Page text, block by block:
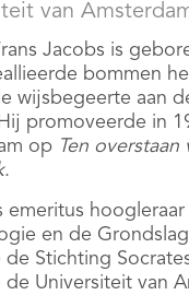
van
Jacobs is
bommen
wijsbegeerte aan
promoveerde in
op Ten overstaan
.
emeritus
en de
de Stichting
Universiteit van